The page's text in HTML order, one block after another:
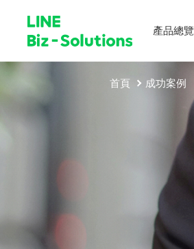
產品總覽
首頁 成功案例